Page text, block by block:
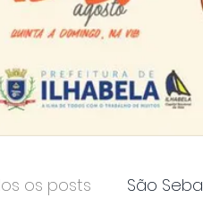
os posts São